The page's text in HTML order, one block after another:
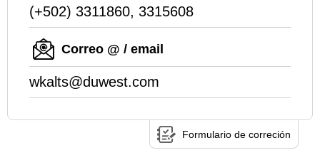
(+502) 3311860, 3315608
Correo @ / email
wkalts@duwest.com
Formulario de correción